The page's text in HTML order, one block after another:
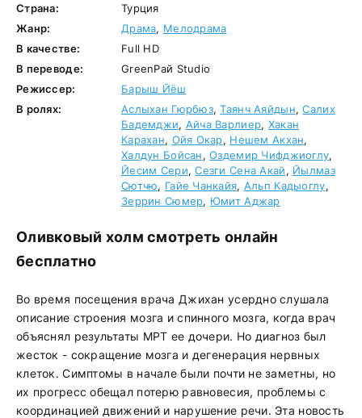
Страна:
Турция
Жанр:
Драма, Мелодрама
В качестве:
Full HD
В переводе:
GreenРай Studio
Режиссер:
Барыш Йёш
В ролях:
Аслыхан Гюрбюз,Таянч Аяйдын,Салих
Бадемджи, Айча Варлиер, Хакан
Карахан, Ойя Окар, Нешем Акхан,
Халдун Бойсан,Оздемир Чифджиоглу,
Йесим Сери,Сезги Сена Акай, Йылмаз
Сютчю, Гайе Чанкайя, Альп Кадыоглу,
Зеррин Сюмер, Юмит Аджар
Оливковый холм смотреть онлайн
бесплатно
Во время посещения врача Джихан усердно слушала
описание строения мозга и спинного мозга, когда врач
объяснял результаты МРТ ее дочери. Но диагноз был
жесток - сокращение мозга и дегенерация нервных
клеток. Симптомы в начале были почти не заметны, но
их прогресс обещал потерю равновесия, проблемы с
координацией движений и нарушение речи. Эта новость